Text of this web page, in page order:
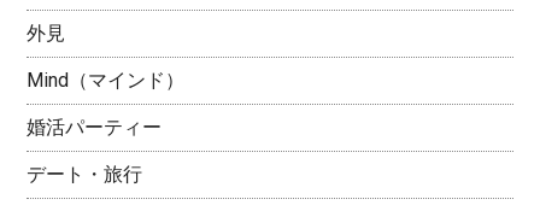
外見
Mind（マインド）
婚活パーティー
デート・旅行